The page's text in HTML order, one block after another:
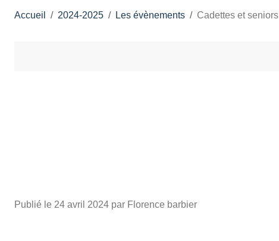
Accueil 2024-2025 Les évènements Cadettes et seniors
Publié le 24 avril 2024 par Florence barbier